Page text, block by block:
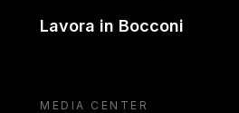
Lavora in Bocconi
MEDIA CENTER